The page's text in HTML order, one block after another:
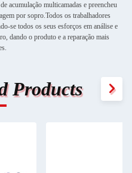
acumulação multicamadas e preencheu
por sopro.Todos os trabalhadores
se todos os seus esforços em análise e
dando o produto e a reparação mais
Products